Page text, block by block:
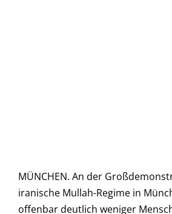
MÜNCHEN. An der
iranische Mullah-Regime in
offenbar deutlich weniger